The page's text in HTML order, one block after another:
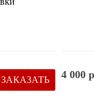
ЗАКАЗАТЬ 4 000